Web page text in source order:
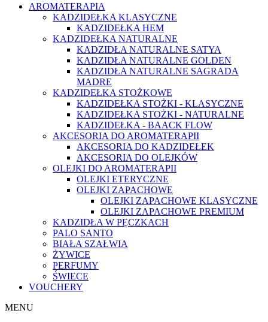
AROMATERAPIA
KADZIDEŁKA KLASYCZNE
KADZIDEŁKA HEM
KADZIDEŁKA NATURALNE
KADZIDŁA NATURALNE SATYA
KADZIDŁA NATURALNE GOLDEN
KADZIDŁA NATURALNE SAGRADA
MADRE
KADZIDEŁKA STOŻKOWE
KADZIDEŁKA STOŻKI - KLASYCZNE
KADZIDEŁKA STOŻKI - NATURALNE
KADZIDEŁKA - BAACK FLOW
AKCESORIA DO AROMATERAPII
AKCESORIA DO KADZIDEŁEK
AKCESORIA DO OLEJKÓW
OLEJKI DO AROMATERAPII
OLEJKI ETERYCZNE
OLEJKI ZAPACHOWE
OLEJKI ZAPACHOWE KLASYCZNE
OLEJKI ZAPACHOWE PREMIUM
KADZIDŁA W PĘCZKACH
PALO SANTO
BIAŁA SZAŁWIA
ŻYWICE
PERFUMY
ŚWIECE
VOUCHERY
MENU